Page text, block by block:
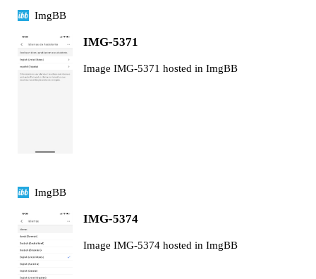
ImgBB
IMG-5371
Image IMG-5371 hosted in ImgBB
ImgBB
IMG-5374
Image IMG-5374 hosted in ImgBB